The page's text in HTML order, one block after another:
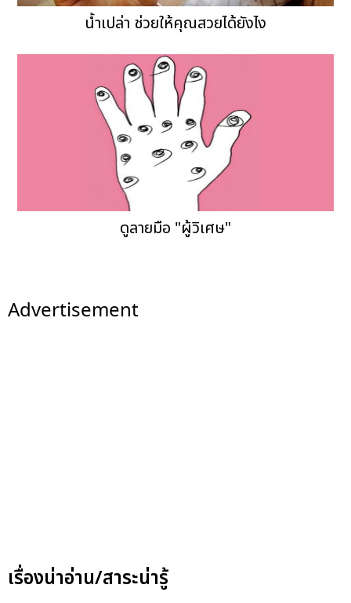
น้ำเปล่า ช่วยให้คุณสวยได้ยังไง
ดูลายมือ "ผู้วิเศษ"
Advertisement
เรื่องน่าอ่าน/สาระน่ารู้